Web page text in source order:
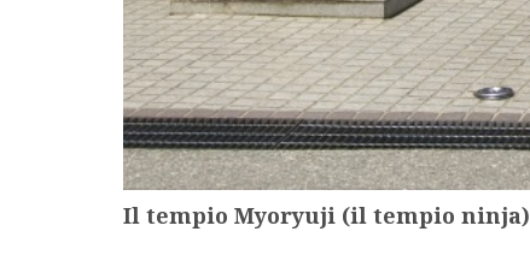
Il tempio Myoryuji (il tempio ninja)